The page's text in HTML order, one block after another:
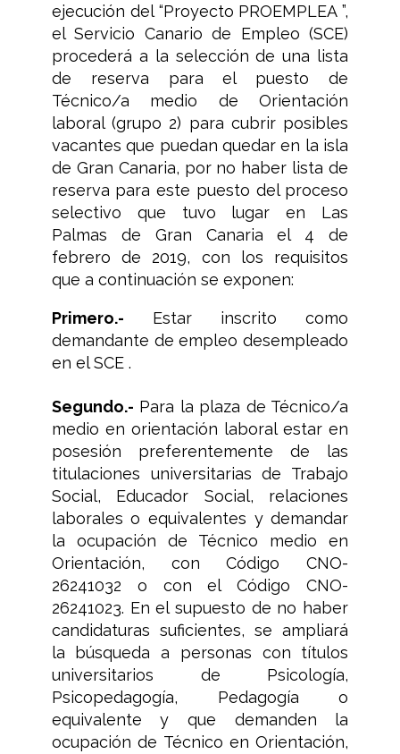
ejecución del “Proyecto PROEMPLEA ”,
el Servicio Canario de Empleo (SCE)
procederá a la selección de una lista
de reserva para el puesto de
Técnico/a medio de Orientación
laboral (grupo 2) para cubrir posibles
vacantes que puedan quedar en la isla
de Gran Canaria, por no haber lista de
reserva para este puesto del proceso
selectivo que tuvo lugar en Las
Palmas de Gran Canaria el 4 de
febrero de 2019, con los requisitos
que a continuación se exponen:
Primero.- Estar inscrito como
demandante de empleo desempleado
en el SCE .
Segundo.- Para la plaza de Técnico/a
medio en orientación laboral estar en
posesión preferentemente de las
titulaciones universitarias de Trabajo
Social, Educador Social, relaciones
laborales o equivalentes y demandar
la ocupación de Técnico medio en
Orientación, con Código CNO-
26241032 o con el Código CNO-
26241023. En el supuesto de no haber
candidaturas suficientes, se ampliará
la búsqueda a personas con títulos
universitarios de Psicología,
Psicopedagogía, Pedagogía o
equivalente y que demanden la
ocupación de Técnico en Orientación,